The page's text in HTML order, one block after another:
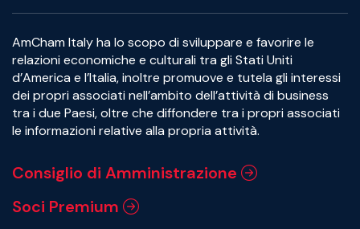
AmCham Italy ha lo scopo di sviluppare e favorire le
relazioni economiche e culturali tra gli Stati Uniti
d’America e l’Italia, inoltre promuove e tutela gli interessi
dei propri associati nell’ambito dell’attività di business
tra i due Paesi, oltre che diffondere tra i propri associati
le informazioni relative alla propria attività.
Consiglio di Amministrazione
Soci Premium